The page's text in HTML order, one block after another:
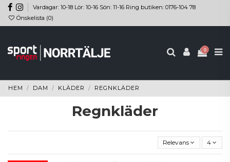
Vardagar: 10-18 Lör: 10-16 Sön: 11-16 Ring butiken: 0176-104 78
Önskelista (0)
0
HEM DAM KLÄDER REGNKLÄDER
Regnkläder
Relevans 4